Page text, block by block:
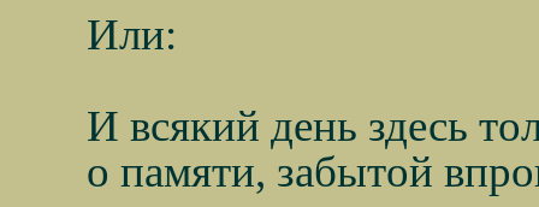
Или:
И всякий день здесь
о памяти, забытой